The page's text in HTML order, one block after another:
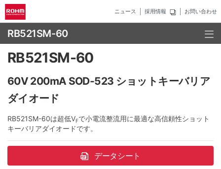
ニュース 採用情報 お問い合わせ
RB521SM-60
RB521SM-60
60V 200mA SOD-523 ショットキーバリア
ダイオード
RB521SM-60は超低VFで小電流整流用に最適な高信頼性ショット
キーバリアダイオードです。
データシート